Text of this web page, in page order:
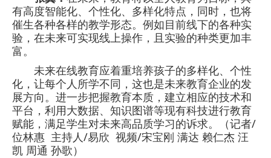
有高度智能化、个性化、多样化特点，同时，也将
催生各种各样的教学形态。例如目前线下的各种实
验，在未来可实现线上操作，且实验的种类更加丰
富。
未来在线教育应着重培养孩子的多样化、个性
化，让每个人所学不同，这也是未来教育企业的发
展方向。进一步把握教育本质，建立相应的技术和
平台，利用大数据、知识图谱等现有科技进行教育
赋能，满足学生对未来高品质学习的诉求。（记者/
位林惠 主持人/易欣 视频/宋宝刚 满达 赖仁杰 汪
凯 周通 孙歌）